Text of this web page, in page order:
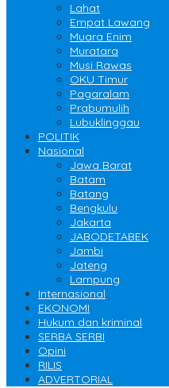
Lahat
Empat Lawang
Muara Enim
Muratara
Musi Rawas
OKU Timur
Pagaralam
Prabumulih
Lubuklinggau
POLITIK
Nasional
Jawa Barat
Batam
Batang
Bengkulu
Jakarta
JABODETABEK
Jambi
Jateng
Lampung
Internasional
EKONOMI
Hukum dan kriminal
SERBA SERBI
Opini
RILIS
ADVERTORIAL